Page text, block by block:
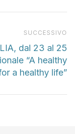
SUCCESSIVO
dal 23 al 25
“A healthy
a healthy life”